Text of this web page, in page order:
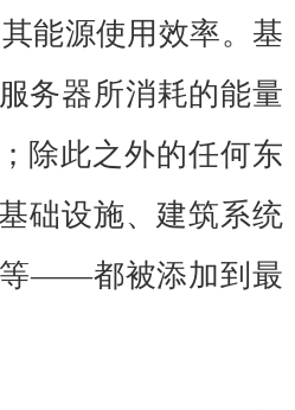
能源使用效率。基
务器所消耗的能量
除此之外的任何东
础设施、建筑系统
——都被添加到最